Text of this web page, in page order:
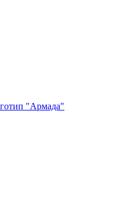
"Армада"